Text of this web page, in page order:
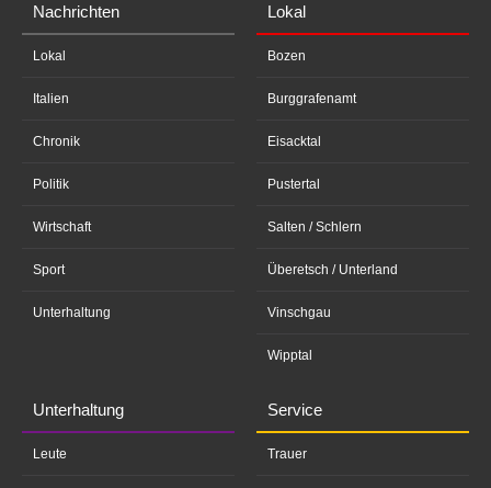
Nachrichten
Lokal
Italien
Chronik
Politik
Wirtschaft
Sport
Unterhaltung
Lokal
Bozen
Burggrafenamt
Eisacktal
Pustertal
Salten / Schlern
Überetsch / Unterland
Vinschgau
Wipptal
Unterhaltung
Leute
Service
Trauer